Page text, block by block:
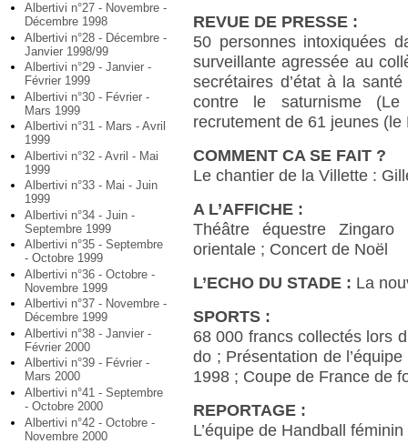
Albertivi n°27 - Novembre -
Décembre 1998
Albertivi n°28 - Décembre -
Janvier 1998/99
Albertivi n°29 - Janvier -
Février 1999
Albertivi n°30 - Février -
Mars 1999
Albertivi n°31 - Mars - Avril
1999
Albertivi n°32 - Avril - Mai
1999
Albertivi n°33 - Mai - Juin
1999
Albertivi n°34 - Juin -
Septembre 1999
Albertivi n°35 - Septembre
- Octobre 1999
Albertivi n°36 - Octobre -
Novembre 1999
Albertivi n°37 - Novembre -
Décembre 1999
Albertivi n°38 - Janvier -
Février 2000
Albertivi n°39 - Février -
Mars 2000
Albertivi n°41 - Septembre
- Octobre 2000
Albertivi n°42 - Octobre -
Novembre 2000
REVUE DE PRESSE :
50 personnes intoxiquées
surveillante agressée au
secrétaires d’état à la
contre le saturnisme
recrutement de 61 jeunes (le
COMMENT CA SE FAIT ?
Le chantier de la Villette :
A L’AFFICHE :
Théâtre équestre
orientale ; Concert de Noël
L’ECHO DU STADE : La
SPORTS :
68 000 francs collectés lors
do ; Présentation de
1998 ; Coupe de France de
REPORTAGE :
L’équipe de Handball féminin